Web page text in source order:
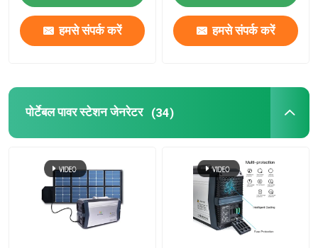
फैक्टरी यात्रा
समाचार
सौर जनरेटर स्टेशन
हमसे संपर्क करें हमसे संपर्क करें
पोर्टेबल पावर स्टेशन जेनरेटर (34)